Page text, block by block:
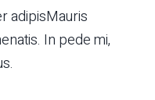
adipisMauris
In pede mi,